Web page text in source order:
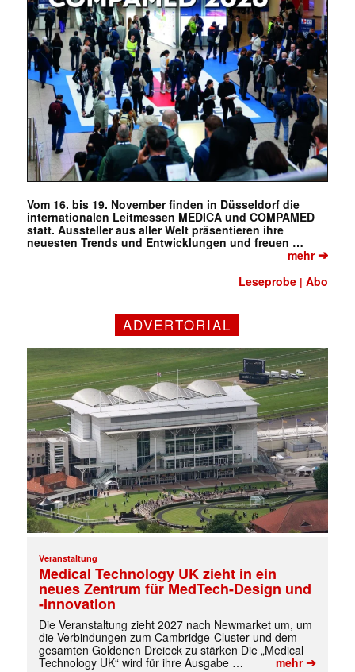
Vom 16. bis 19. November finden in Düsseldorf die
internationalen Leitmessen MEDICA und COMPAMED
statt. Aussteller aus aller Welt präsentieren ihre
neuesten Trends und Entwicklungen und freuen …
mehr➔
Leseprobe |Abo
ADVERTORIAL
Veranstaltung
Medical Technology UK zieht in ein
neues Zentrum für MedTech-Design und
-Innovation
Die Veranstaltung zieht 2027 nach Newmarket um, um
die Verbindungen zum Cambridge-Cluster und dem
gesamten Goldenen Dreieck zu stärken Die „Medical
Technology UK“ wird für ihre Ausgabe …
mehr➔